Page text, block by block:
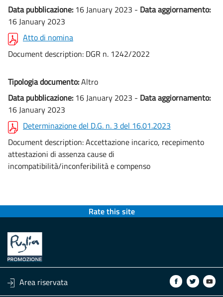
Data pubblicazione: 16 January 2023 - Data aggiornamento:
16 January 2023
Atto di nomina
Document description: DGR n. 1242/2022
Tipologia documento:Altro
Data pubblicazione: 16 January 2023 - Data aggiornamento:
16 January 2023
Determinazione del D.G. n. 3 del 16.01.2023
Document description:Accettazione incarico, recepimento
attestazioni di assenza cause di
incompatibilità/inconferibilità e compenso
Rate this site
Area riservata